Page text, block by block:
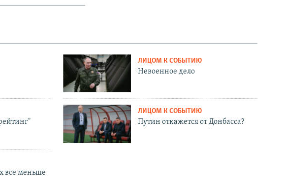
ЛИЦОМ К СОБЫТИЮ
Невоенное дело
ЛИЦОМ К СОБЫТИЮ
Путин откажется от Донбасса?
все меньше